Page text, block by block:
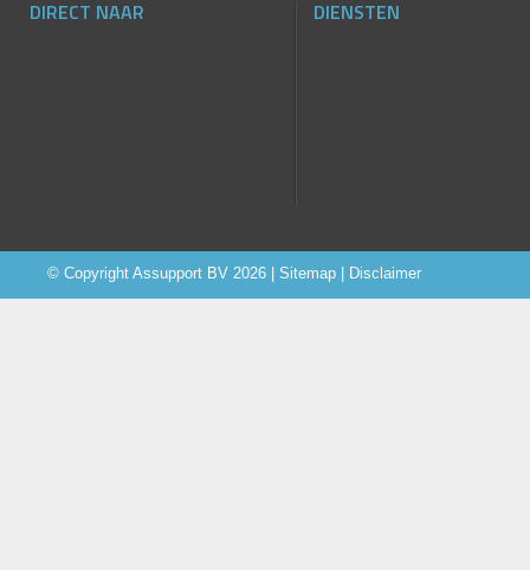
DIRECT NAAR DIENSTEN
© Copyright Assupport BV 2026 | Sitemap Disclaimer